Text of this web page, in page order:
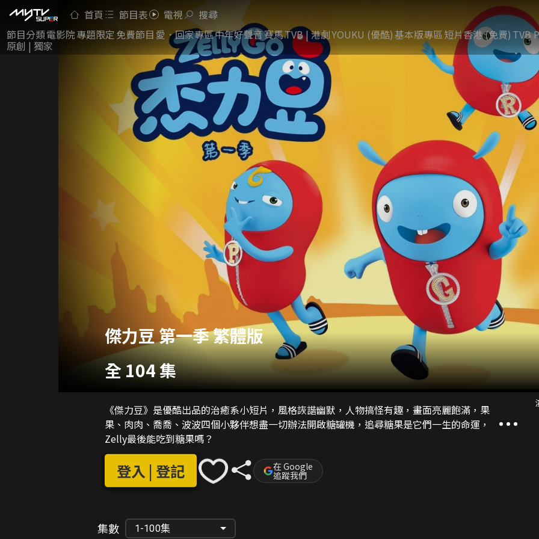
首頁 節目表 電視
搜尋
節目分類電影院專題限定 免費節目 愛．回家專區中年好聲音賽馬TVB | 港劇YOUKU (優酷)基本版專區短片香港 (免費) TVB
原創 | 獨家
傑力豆 第一季 繁體版
全 104 集
《傑力豆》是優酷出品的治癒系小短片，風格詼諧幽默，人物搞怪有趣，畫面亮麗飽滿，果
果、肉肉、喬喬、波波四個小夥伴想盡一切辦法開啟糖罐機，追尋糖果是它們一生的命運，
Zelly最後能吃到糖果嗎？
登入 | 登記 在 Google
追蹤我們
集數 1-100集